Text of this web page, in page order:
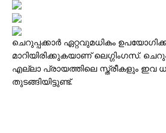
ചെറുപ്പക്കാര്‍ ഏറ്റവുമധികം
മാറിയിരിക്കുകയാണ് ലെഗ്ഗിംഗസ്.
എല്ലാ പ്രായത്തിലെ സ്ത്രീകളും ഇവ
തുടങ്ങിയിട്ടുണ്ട്.